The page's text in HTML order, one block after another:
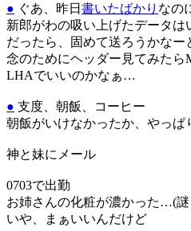
● ぐあ、昨日 書いたばかり なの
新郎がわの吸い上げたデータ
だったら、固めて送ろうかなー
念のためにヘッダー見てみたら
LHAでいいのかなぁ…
● 支度、朝飯、コーヒー
朝飯がいけなかったか、やっ
神と妹にメール
0703で出勤
お姉さんの化粧が濃かった…(謎
いや、まぁいいんだけど